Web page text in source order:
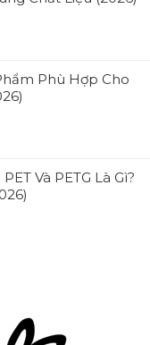
Phù Hợp Cho
Và PETG Là Gì?